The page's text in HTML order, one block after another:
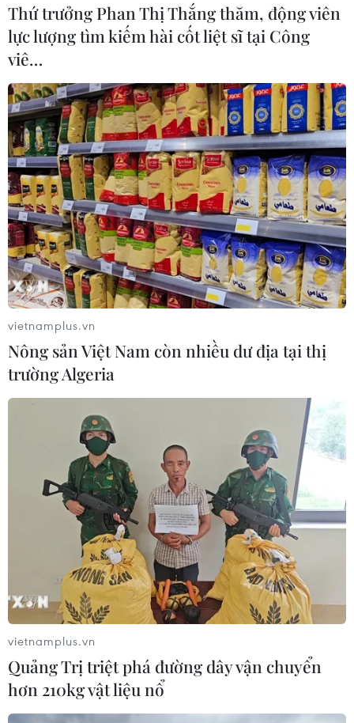
Thứ trưởng Phan Thị Thắng thăm, động viên
lực lượng tìm kiếm hài cốt liệt sĩ tại Công
viê…
vietnamplus.vn
Nông sản Việt Nam còn nhiều dư địa tại thị
trường Algeria
vietnamplus.vn
Quảng Trị triệt phá đường dây vận chuyển
hơn 210kg vật liệu nổ